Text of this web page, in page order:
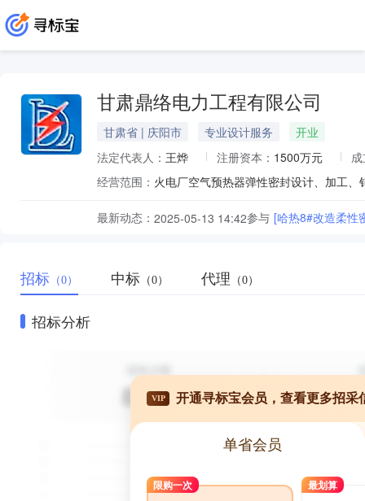
甘肃鼎络电力工程有限公司
甘肃省 | 庆阳市 专业设计服务
开业
法定代表人： 王烨 注册资本： 1500万元
经营范围：
最新动态： 2025-05-13 14:42参与 [哈热8#改造柔性
招标 （0） 中标 （0） 代理 （0）
招标分析
VIP 开通寻标宝会员，查看更多招采
单省会员
限购一次 最划算